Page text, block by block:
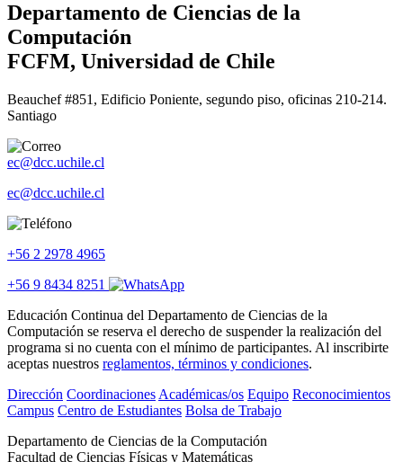
Departamento de Ciencias de la
Computación
FCFM, Universidad de Chile
Beauchef #851, Edificio Poniente, segundo piso, oficinas 210-214.
Santiago
ec@dcc.uchile.cl
ec@dcc.uchile.cl
+56 2 2978 4965
+56 9 8434 8251
Educación Continua del Departamento de Ciencias de la
Computación se reserva el derecho de suspender la realización del
programa si no cuenta con el mínimo de participantes. Al inscribirte
aceptas nuestros reglamentos, términos y condiciones.
Dirección Coordinaciones Académicas/os Equipo Reconocimientos
Campus Centro de Estudiantes Bolsa de Trabajo
Departamento de Ciencias de la Computación
Facultad de Ciencias Físicas y Matemáticas